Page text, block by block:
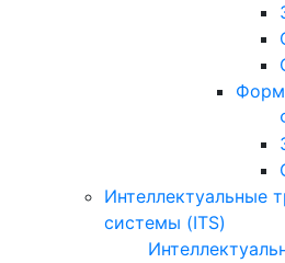
Интеллектуальные
системы (ITS)